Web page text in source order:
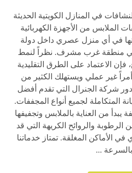
في المنازل الكويتية الحديثة
الملابس من الأجهزة الكهربائية
في أي منزل عصري داخل دولة
منطقة غرب مشرف. نظراً لنمط
فإن الاعتماد على الطرق التقليدية
غير عملي ويستهلك الكثير من
دور شركة الجنرال التي تقدم أفضل
المتكاملة لجميع أنواع المجففات.
يبدأ من العناية بالملابس وتجفيفها
الرطوبة والروائح الكريهة التي قد
في الأماكن المغلقة. تمتاز خدماتنا
بالسرعة ...